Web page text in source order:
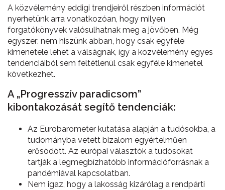
A közvélemény eddigi trendjeiről részben információt
nyerhetünk arra vonatkozóan, hogy milyen
forgatókönyvek valósulhatnak meg a jövőben. Még
egyszer: nem hiszünk abban, hogy csak egyféle
kimenetele lehet a válságnak, így a közvélemény egyes
tendenciáiból sem feltétlenül csak egyféle kimenetel
következhet.
A „Progresszív paradicsom”
kibontakozását segítő tendenciák:
Az Eurobarometer kutatása alapján a tudósokba, a
tudományba vetett bizalom egyértelműen
erősödött. Az európai választók a tudósokat
tartják a legmegbízhatóbb információforrásnak a
pandémiával kapcsolatban.
Nem igaz, hogy a lakosság kizárólag a rendpárti